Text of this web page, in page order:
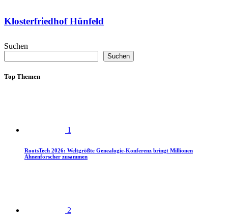
Klosterfriedhof Hünfeld
Suchen
Suchen
Top Themen
1
RootsTech 2026: Weltgrößte Genealogie-Konferenz bringt Millionen
Ahnenforscher zusammen
2